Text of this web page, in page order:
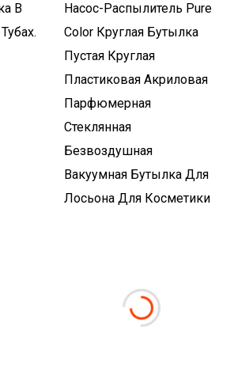
В
Насос-Распылитель Pure
Color Круглая Бутылка
Пустая Круглая
Пластиковая Акриловая
Парфюмерная
Стеклянная
Безвоздушная
Вакуумная Бутылка Для
Лосьона Для Косметики